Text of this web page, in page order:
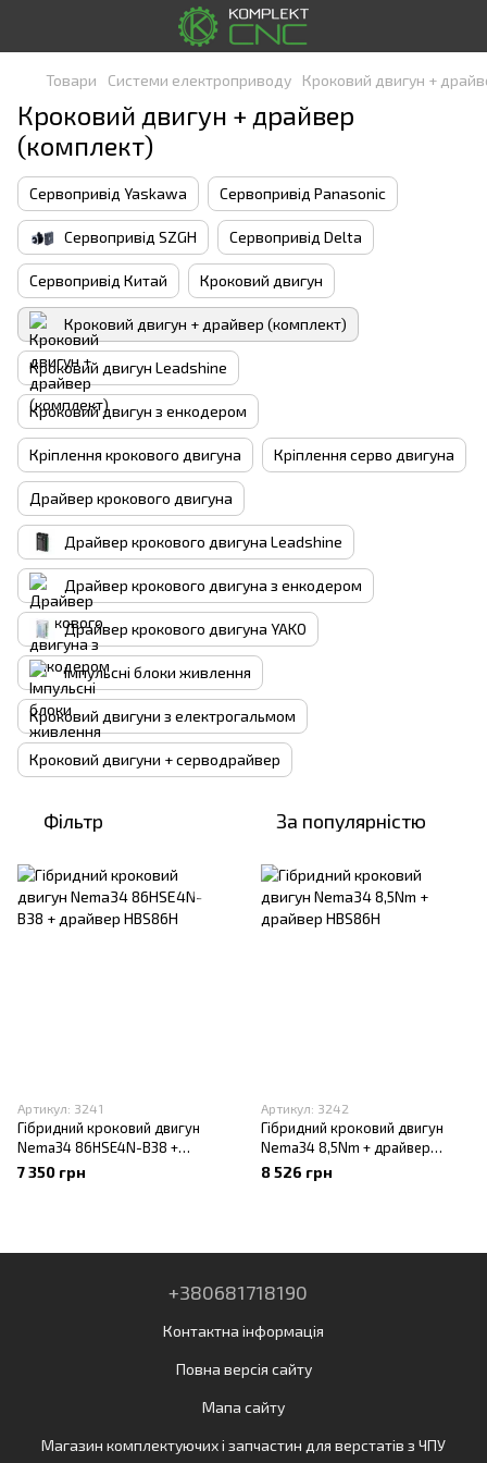
Товари Системи електроприводу Кроковий двигун +
Кроковий двигун + драйвер
(комплект)
Сервопривід Yaskawa Сервопривід Panasonic
Сервопривід SZGH Сервопривід Delta
Сервопривід Китай Кроковий двигун
Кроковий двигун + драйвер (комплект)
Кроковий двигун Leadshine
Кроковий двигун з енкодером
Кріплення крокового двигуна Кріплення серво двигуна
Драйвер крокового двигуна
Драйвер крокового двигуна Leadshine
Драйвер крокового двигуна з енкодером
Драйвер крокового двигуна YAKO
Імпульсні блоки живлення
Кроковий двигуни з електрогальмом
Кроковий двигуни + серводрайвер
Фільтр За популярністю
Артикул: 3241
Гібридний кроковий двигун
Nema34 86HSE4N-B38 +
драйвер HBS86H
7 350 грн
Артикул: 3242
Гібридний кроковий двигун
Nema34 8,5Nm + драйвер
HBS86H
8 526 грн
+380681718190
Контактна інформація
Повна версія сайту
Мапа сайту
Магазин комплектуючих і запчастин для верстатів з ЧПУ